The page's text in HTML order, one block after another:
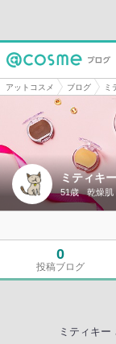
アットコスメ ブログ ミ
ミティキー
51歳 乾燥肌
0
投稿ブログ
ミティキー